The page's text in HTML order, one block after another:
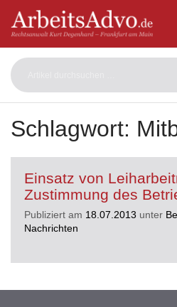
Kurt
Main
Schlagwort:
Einsatz von
Zustimmung des
Publiziert am 18.07.2013 unter
Nachrichten